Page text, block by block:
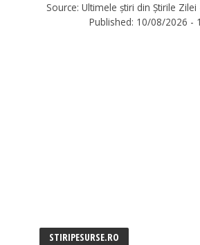
Source: Ultimele știri din Știrile
Published: 10/08/2026 -
STIRIPESURSE.RO